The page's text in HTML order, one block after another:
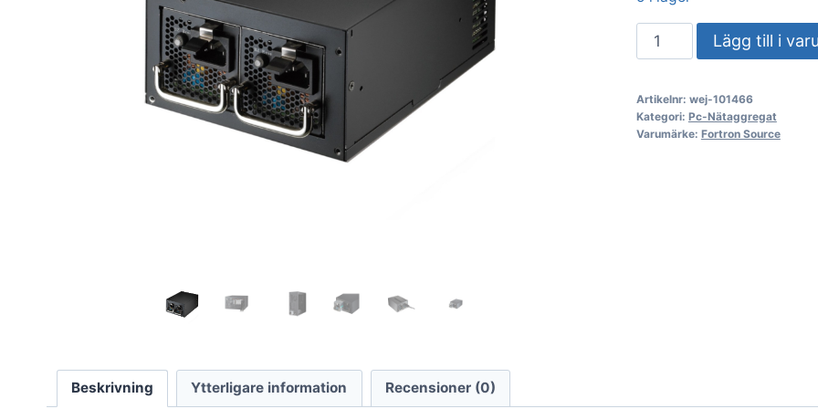
PC-
nätaggregat
Twins
PRO
Lägg till i
Artikelnr: wej-101466
Kategori: Pc-Nätaggregat
Varumärke: Fortron Source
Beskrivning Ytterligare information Recensioner (0)